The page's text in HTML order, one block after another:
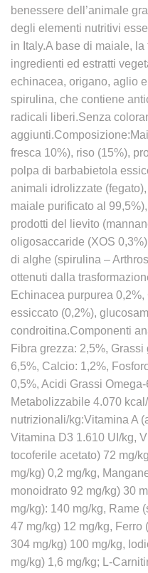
benessere dell’animale
degli elementi nutritivi
in Italy.A base di maiale,
ingredienti ed estratti
echinacea, origano, aglio
spirulina, che contiene
radicali liberi.Senza
fresca 10%), riso (15%),
polpa di barbabietola
animali idrolizzate
maiale purificato al
prodotti del lievito
oligosaccaride (XOS
di alghe (spirulina –
ottenuti dalla
Echinacea purpurea
essiccato (0,2%),
condroitina.Componenti
Fibra grezza: 2,5%,
6,5%, Calcio: 1,2%,
0,5%, Acidi Grassi
Metabolizzabile 4.070
nutrizionali/kg:Vitamina A
Vitamina D3 1.610 UI/kg,
tocoferile acetato) 72 mg/
mg/kg) 0,2 mg/kg,
monoidrato 92 mg/kg) 30
mg/kg): 140 mg/kg, Rame
47 mg/kg) 12 mg/kg, Ferro
304 mg/kg) 100 mg/kg,
mg/kg) 1,6 mg/kg; L-